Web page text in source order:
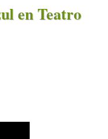
en Teatro